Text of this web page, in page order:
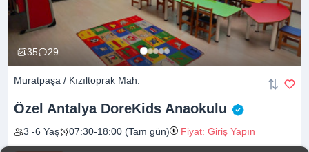
35 29
Muratpaşa / Kızıltoprak Mah.
Özel Antalya DoreKids Anaokulu
3 -6 Yaş 07:30-18:00 (Tam gün) Fiyat: Giriş Yapın